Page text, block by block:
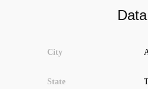
Data
City
State